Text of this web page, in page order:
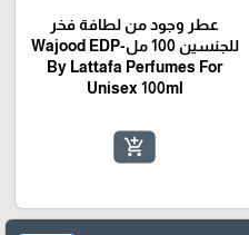
عطر وجود من لطافة فخر
للجنسين 100 مل-Wajood EDP
By Lattafa Perfumes For
Unisex 100ml
add_shopping_cart